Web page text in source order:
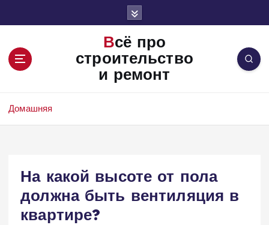
Всё про
строительство
и ремонт
Домашняя
На какой высоте от пола
должна быть вентиляция в
квартире?